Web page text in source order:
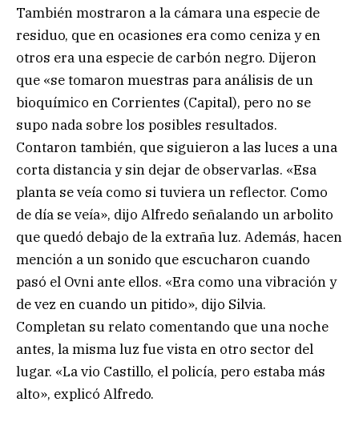
También mostraron a la cámara una especie de
residuo, que en ocasiones era como ceniza y en
otros era una especie de carbón negro. Dijeron
que «se tomaron muestras para análisis de un
bioquímico en Corrientes (Capital), pero no se
supo nada sobre los posibles resultados.
Contaron también, que siguieron a las luces a una
corta distancia y sin dejar de observarlas. «Esa
planta se veía como si tuviera un reflector. Como
de día se veía», dijo Alfredo señalando un arbolito
que quedó debajo de la extraña luz. Además, hacen
mención a un sonido que escucharon cuando
pasó el Ovni ante ellos. «Era como una vibración y
de vez en cuando un pitido», dijo Silvia.
Completan su relato comentando que una noche
antes, la misma luz fue vista en otro sector del
lugar. «La vio Castillo, el policía, pero estaba más
alto», explicó Alfredo.